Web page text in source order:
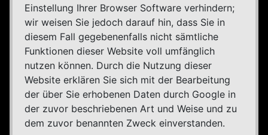
Einstellung Ihrer Browser Software verhindern;
wir weisen Sie jedoch darauf hin, dass Sie in
diesem Fall gegebenenfalls nicht sämtliche
Funktionen dieser Website voll umfänglich
nutzen können. Durch die Nutzung dieser
Website erklären Sie sich mit der Bearbeitung
der über Sie erhobenen Daten durch Google in
der zuvor beschriebenen Art und Weise und zu
dem zuvor benannten Zweck einverstanden.